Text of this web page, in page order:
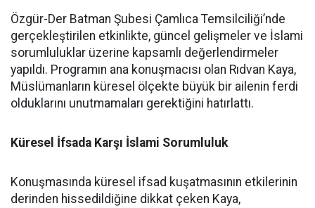
Özgür-Der Batman Şubesi Çamlıca Temsilciliği’nde
gerçekleştirilen etkinlikte, güncel gelişmeler ve İslami
sorumluluklar üzerine kapsamlı değerlendirmeler
yapıldı. Programın ana konuşmacısı olan Rıdvan Kaya,
Müslümanların küresel ölçekte büyük bir ailenin ferdi
olduklarını unutmamaları gerektiğini hatırlattı.
Küresel İfsada Karşı İslami Sorumluluk
Konuşmasında küresel ifsad kuşatmasının etkilerinin
derinden hissedildiğine dikkat çeken Kaya,